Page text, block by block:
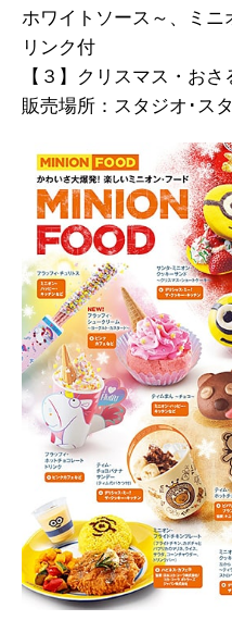
ホワイトソース～、ミニ
リンク付
【３】クリスマス・お
販売場所：スタジオ･ス